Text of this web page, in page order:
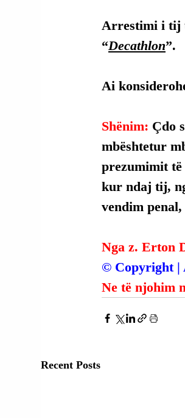
Arrestimi i tij
“Decathlon”.
Ai
Shënim: Çdo
mbështetur
prezumimit të
kur ndaj tij,
vendim
Nga z. Erton
© Copyright |
Ne të njohim
Recent Posts